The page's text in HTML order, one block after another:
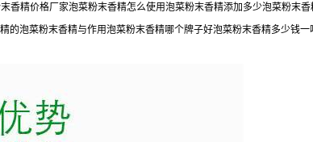
香精价格厂家泡菜粉末香精怎么使用泡菜粉末香精添加多少泡菜粉末
泡菜粉末香精与作用泡菜粉末香精哪个牌子好泡菜粉末香精多少钱